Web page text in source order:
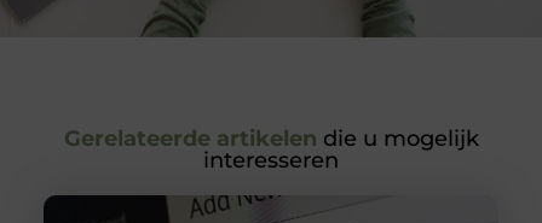
Gerelateerde artikelen die u mogelijk
interesseren